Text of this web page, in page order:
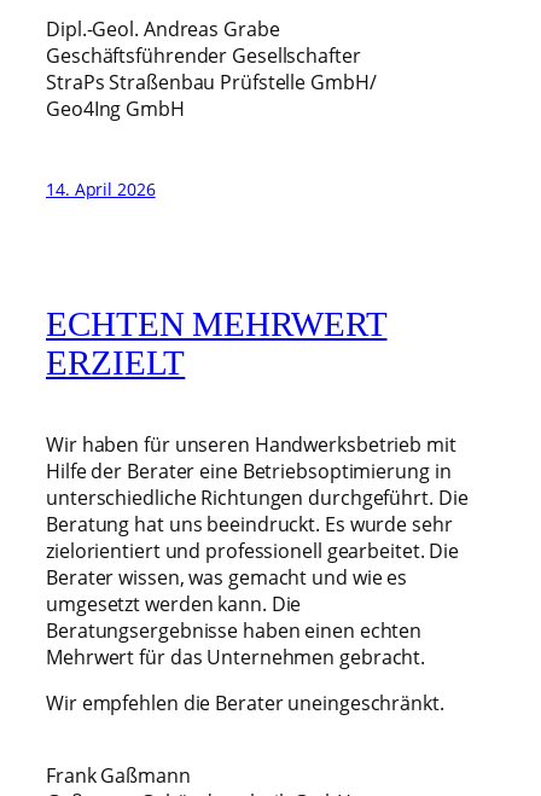
Dipl.-Geol. Andreas Grabe
Geschäftsführender Gesellschafter
StraPs Straßenbau Prüfstelle GmbH/
Geo4Ing GmbH
14. April 2026
ECHTEN MEHRWERT
ERZIELT
Wir haben für unseren Handwerksbetrieb mit
Hilfe der Berater eine Betriebsoptimierung in
unterschiedliche Richtungen durchgeführt. Die
Beratung hat uns beeindruckt. Es wurde sehr
zielorientiert und professionell gearbeitet. Die
Berater wissen, was gemacht und wie es
umgesetzt werden kann. Die
Beratungsergebnisse haben einen echten
Mehrwert für das Unternehmen gebracht.
Wir empfehlen die Berater uneingeschränkt.
Frank Gaßmann